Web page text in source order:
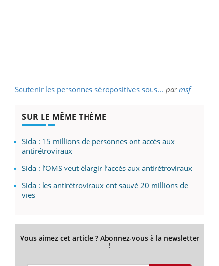
Soutenir les personnes séropositives sous... parmsf
SUR LE MÊME THÈME
Sida : 15 millions de personnes ont accès aux
antirétroviraux
Sida : l’OMS veut élargir l’accès aux antirétroviraux
Sida : les antirétroviraux ont sauvé 20 millions de
vies
Vous aimez cet article ? Abonnez-vous à la newsletter
!